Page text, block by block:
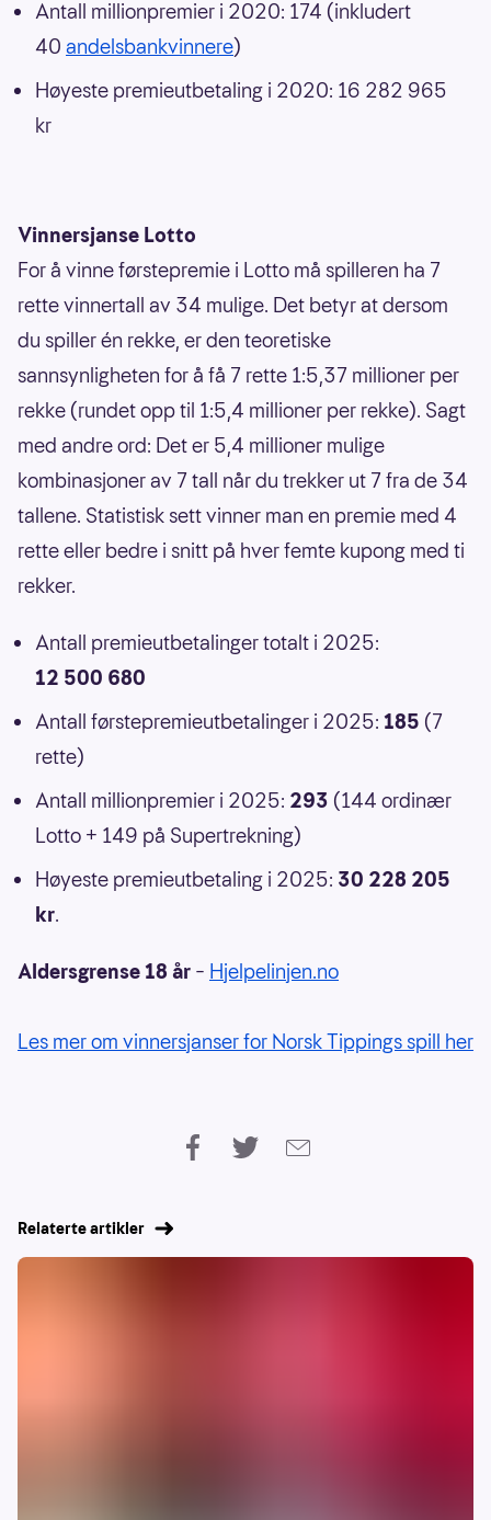
Antall millionpremier i 2020: 174 (inkludert
40 andelsbankvinnere)
Høyeste premieutbetaling i 2020: 16 282 965
kr
Vinnersjanse Lotto
For å vinne førstepremie i Lotto må spilleren ha 7
rette vinnertall av 34 mulige. Det betyr at dersom
du spiller én rekke, er den teoretiske
sannsynligheten for å få 7 rette 1:5,37 millioner per
rekke (rundet opp til 1:5,4 millioner per rekke). Sagt
med andre ord: Det er 5,4 millioner mulige
kombinasjoner av 7 tall når du trekker ut 7 fra de 34
tallene. Statistisk sett vinner man en premie med 4
rette eller bedre i snitt på hver femte kupong med ti
rekker.
Antall premieutbetalinger totalt i 2025:
12 500 680
Antall førstepremieutbetalinger i 2025: 185 (7
rette)
Antall millionpremier i 2025: 293 (144 ordinær
Lotto + 149 på Supertrekning)
Høyeste premieutbetaling i 2025: 30 228 205
kr.
Aldersgrense 18 år – Hjelpelinjen.no
Les mer om vinnersjanser for Norsk Tippings spill her
Relaterte artikler